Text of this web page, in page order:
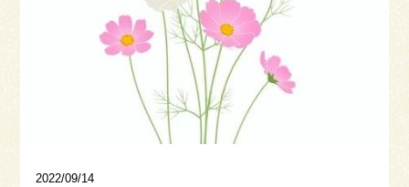
三和建設の強み
リフォーム
2022/09/14